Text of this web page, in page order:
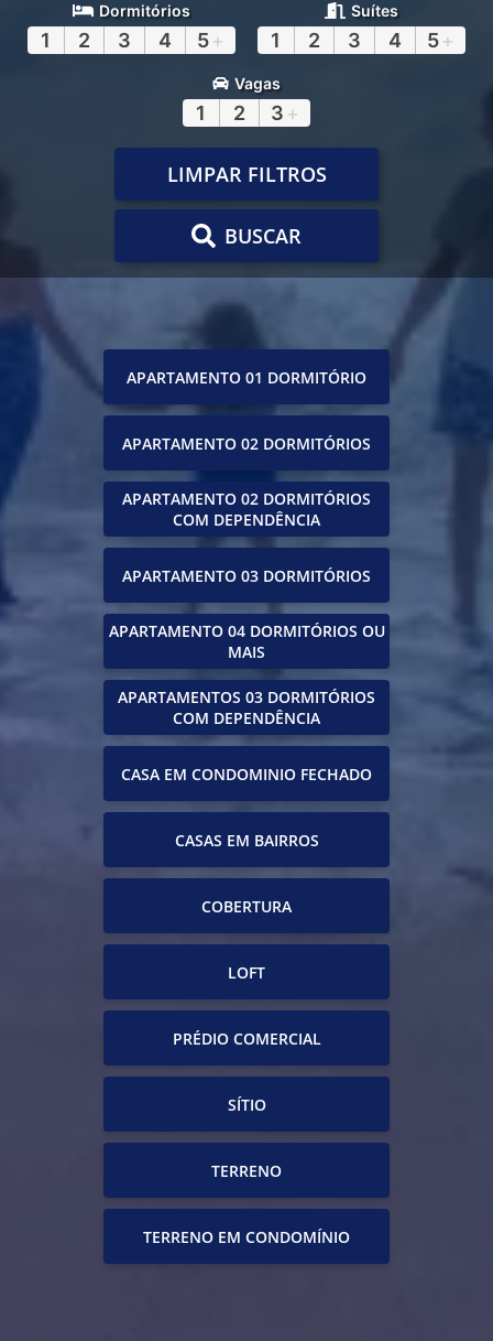
Dormitórios
1 2 3 4 5+
Suítes
1 2 3 4 5+
Vagas
1 2 3 +
LIMPAR FILTROS
BUSCAR
APARTAMENTO 01 DORMITÓRIO
APARTAMENTO 02 DORMITÓRIOS
APARTAMENTO 02 DORMITÓRIOS
COM DEPENDÊNCIA
APARTAMENTO 03 DORMITÓRIOS
APARTAMENTO 04 DORMITÓRIOS OU
MAIS
APARTAMENTOS 03 DORMITÓRIOS
COM DEPENDÊNCIA
CASA EM CONDOMINIO FECHADO
CASAS EM BAIRROS
COBERTURA
LOFT
PRÉDIO COMERCIAL
SÍTIO
TERRENO
TERRENO EM CONDOMÍNIO